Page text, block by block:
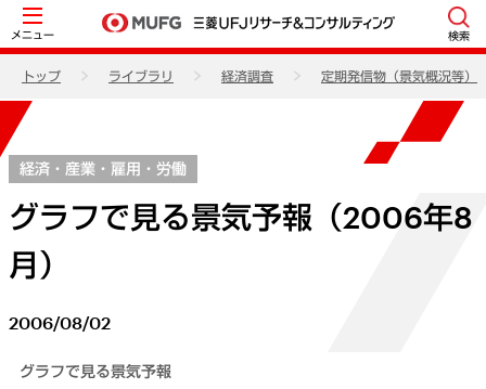
メニュー 検索
トップ ライブラリ 経済調査 定期発信物（景気概況等）
経済・産業・雇用・労働
グラフで見る景気予報（2006年8
月）
2006/08/02
グラフで見る景気予報